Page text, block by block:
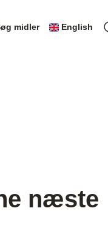
midler English
næste